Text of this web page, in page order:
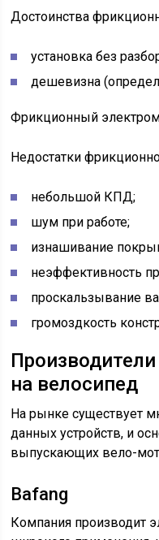
Достоинства
установка без
дешевизна
Фрикционный
Недостатки
небольшой КПД;
шум при работе;
изнашивание
неэффективность
проскальзывание
громоздкость
на велосипед
На рынке существует
данных устройств, и
выпускающих вело-
Bafang
Компания производит